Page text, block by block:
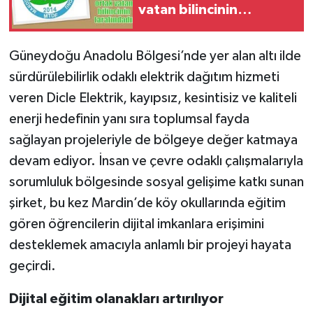
vatan bilincinin
Güneydoğu Anadolu Bölgesi’nde yer alan altı ilde
sürdürülebilirlik odaklı elektrik dağıtım hizmeti
veren Dicle Elektrik, kayıpsız, kesintisiz ve kaliteli
enerji hedefinin yanı sıra toplumsal fayda
sağlayan projeleriyle de bölgeye değer katmaya
devam ediyor. İnsan ve çevre odaklı çalışmalarıyla
sorumluluk bölgesinde sosyal gelişime katkı sunan
şirket, bu kez Mardin’de köy okullarında eğitim
gören öğrencilerin dijital imkanlara erişimini
desteklemek amacıyla anlamlı bir projeyi hayata
geçirdi.
Dijital eğitim olanakları artırılıyor